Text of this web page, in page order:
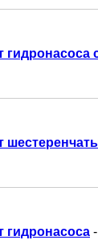
гидронасоса
гидронасоса